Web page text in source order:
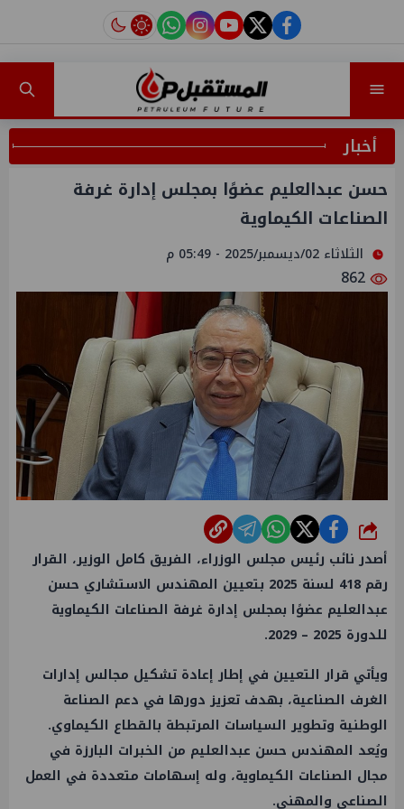
facebook
twitter
youtube
instagram
tiktok
أخبار
حسن عبدالعليم عضوًا بمجلس إدارة غرفة
الصناعات الكيماوية
الثلاثاء 02/ديسمبر/2025 - 05:49 م
شارك
أصدر نائب رئيس مجلس الوزراء، الفريق كامل الوزير، القرار
رقم 418 لسنة 2025 بتعيين المهندس الاستشاري حسن
عبدالعليم عضوًا بمجلس إدارة غرفة الصناعات الكيماوية
للدورة 2025 – 2029.
ويأتي قرار التعيين في إطار إعادة تشكيل مجالس إدارات
الغرف الصناعية، بهدف تعزيز دورها في دعم الصناعة
الوطنية وتطوير السياسات المرتبطة بالقطاع الكيماوي.
ويُعد المهندس حسن عبدالعليم من الخبرات البارزة في
مجال الصناعات الكيماوية، وله إسهامات متعددة في العمل
الصناعي والمهني.